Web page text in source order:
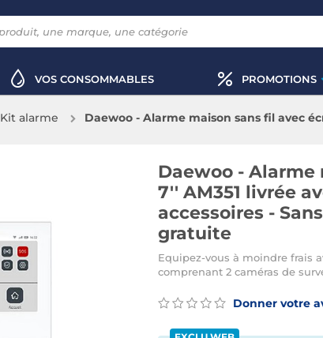
VOS CONSOMMABLES PROMOTIONS
Kit alarme
Daewoo - Alarme maison sans fil avec
Daewoo -
7'' AM351 livrée
accessoires -
gratuite
Equipez-vous à moindre frais
comprenant 2 caméras de
Donner votre